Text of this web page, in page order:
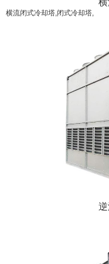
横流闭式冷却塔,闭式冷却塔,